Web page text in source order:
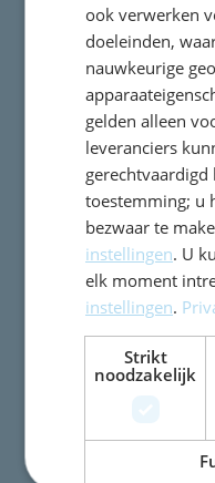
E-mail:
Tel: 023-
TWijs pagina's
Over TWijs
Privacy
Wijzig uw
ook verwerken
doeleinden,
nauwkeurige
gelden alleen
leveranciers
gerechtvaardigd
toestemming; u
bezwaar te
instellingen. U
elk moment
instellingen.
Strikt
noodzakelijk